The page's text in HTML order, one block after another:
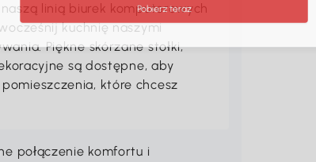
linią biurek komputerowych
kuchnię naszymi
Piękne skórzane stołki,
są dostępne, aby
które chcesz
połączenie komfortu i
Pobierz teraz